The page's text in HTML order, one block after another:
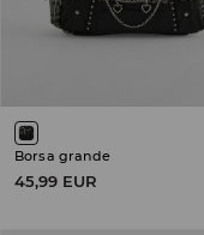
Borsa grande
45,99 EUR